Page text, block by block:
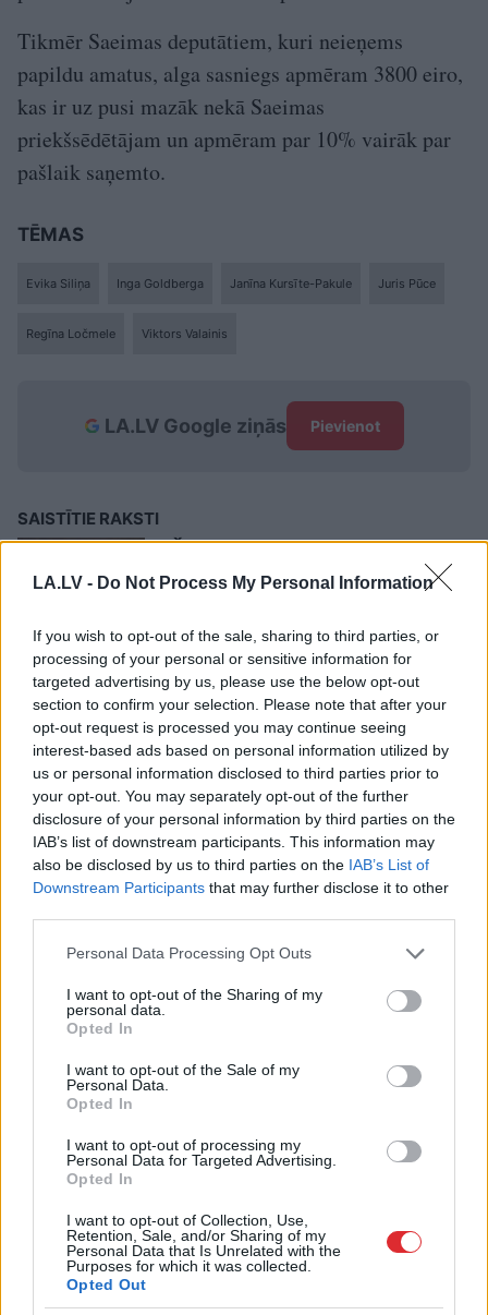
LA.LV - Do Not Process My Personal Information
If you wish to opt-out of the sale, sharing to third parties, or
processing of your personal or sensitive information for
targeted advertising by us, please use the below opt-out
section to confirm your selection. Please note that after your
opt-out request is processed you may continue seeing
interest-based ads based on personal information utilized by
us or personal information disclosed to third parties prior to
your opt-out. You may separately opt-out of the further
disclosure of your personal information by third parties on the
IAB’s list of downstream participants. This information may
also be disclosed by us to third parties on the IAB’s List of
Downstream Participants that may further disclose it to other
Please note that this website/app uses one or more Google
not limited to your visit or usage behaviour. You may click to
grant or deny consent to Google and its third-party tags to
use your data for below specified purposes in below Google
consent section.
Personal Data Processing Opt Outs
I want to opt-out of the Sharing of my
personal data.
Opted In
I want to opt-out of the Sale of my
Personal Data.
Opted In
I want to opt-out of processing my
Personal Data for Targeted Advertising.
Opted In
I want to opt-out of Collection, Use,
Retention, Sale, and/or Sharing of my
Personal Data that Is Unrelated with the
Purposes for which it was collected.
Opted Out
Tikmēr Saeimas deputātiem, kuri neieņems
papildu amatus, alga sasniegs apmēram 3800 eiro,
kas ir uz pusi mazāk nekā Saeimas
priekšsēdētājam un apmēram par 10% vairāk par
pašlaik saņemto.
TĒMAS
Evika Siliņa Inga Goldberga Janīna Kursīte-Pakule Juris Pūce
Regīna Ločmele Viktors Valainis
LA.LV Google ziņās Pievienot
SAISTĪTIE RAKSTI
“Šobrīd ir uzpūsts liels
“burbulis”, jo izmaksāts jau
nekas nav!” Deputāte par
prezidenta un ministru algu
pieaugumu
Saeima piekrīt līdz 13.Saeimas
sasaukuma beigām “iesaldēt”
deputātu algas
Reirs pārsteidz ar to, cik
miljonus izmaksā viens
“lokdauna” mēnesis
pieklājību, nekurināt naidu un iztikt bez rupjībām.
Skatīt komentārus (34)
LASĪTĀKIE
Nosauktināvējošākie automobiļi uz
ceļiem: turam īkšķus, lai neatrodi sarakstā
savu auto
Bez diploma, darba un izbijis slepkava!?
Vai tiešām jebkurš var kandidēt Saeimas
vēlēšanās, skaidro advokāts